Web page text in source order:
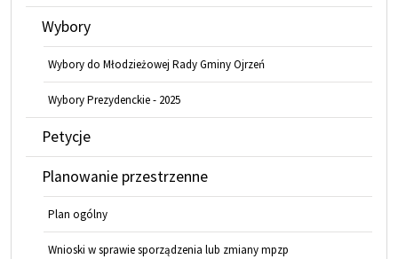
Wybory
Wybory do Młodzieżowej Rady Gminy Ojrzeń
Wybory Prezydenckie - 2025
Petycje
Planowanie przestrzenne
Plan ogólny
Wnioski w sprawie sporządzenia lub zmiany mpzp